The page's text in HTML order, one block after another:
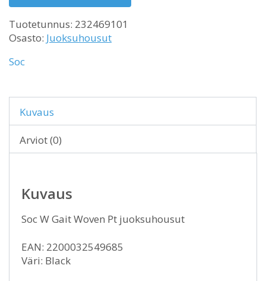
Tuotetunnus: 232469101
Osasto: Juoksuhousut
Soc
Kuvaus
Arviot (0)
Kuvaus
Soc W Gait Woven Pt juoksuhousut
EAN: 2200032549685
Väri: Black